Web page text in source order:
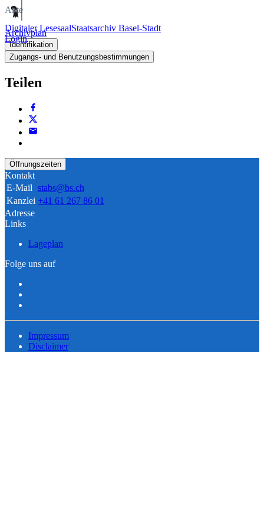
Digitaler LesesaalStaatsarchiv Basel-Stadt
Login
Akte
Archivplan
Identifikation
Zugangs- und Benutzungsbestimmungen
Teilen
Öffnungszeiten
Kontakt
E-Mail stabs@bs.ch
Kanzlei +41 61 267 86 01
Adresse
Links
Lageplan
Folge uns auf
Impressum
Disclaimer